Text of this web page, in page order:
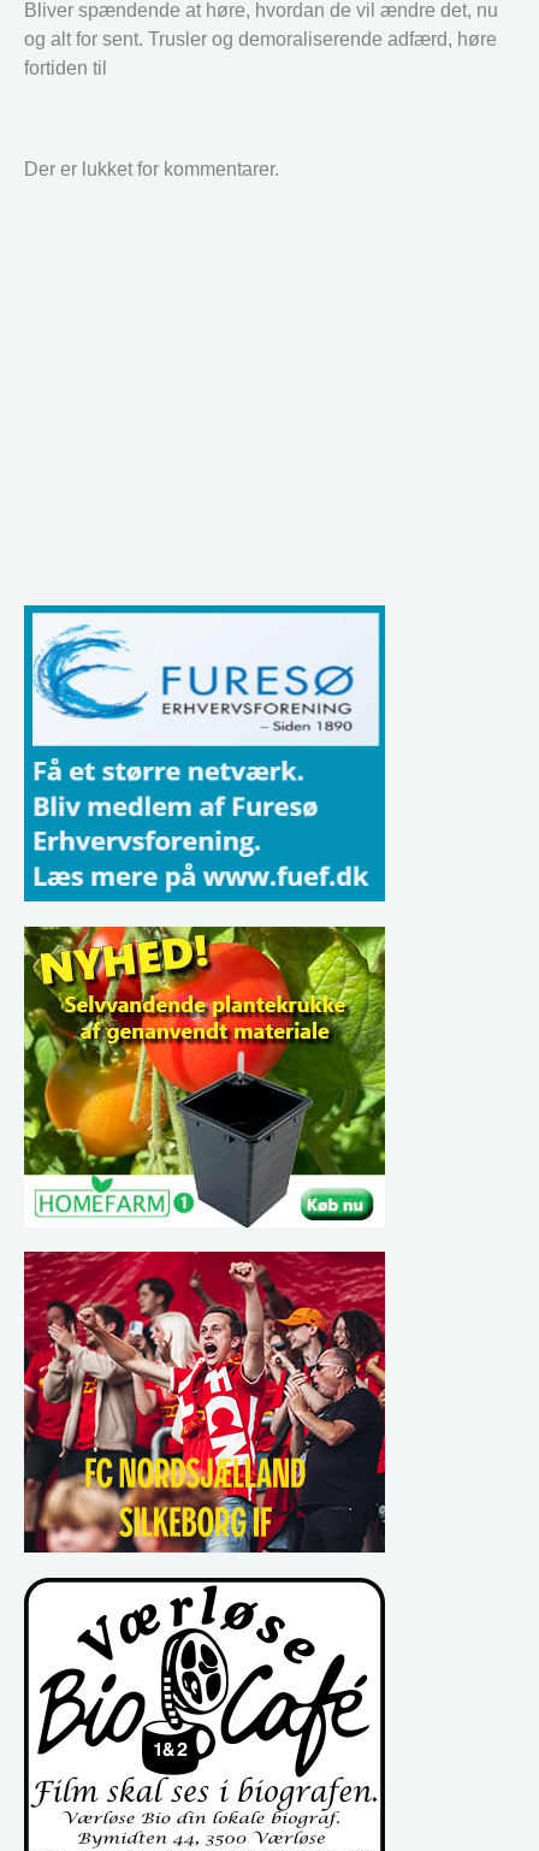
Bliver spændende at høre, hvordan de vil ændre det, nu
og alt for sent. Trusler og demoraliserende adfærd, høre
fortiden til
Der er lukket for kommentarer.